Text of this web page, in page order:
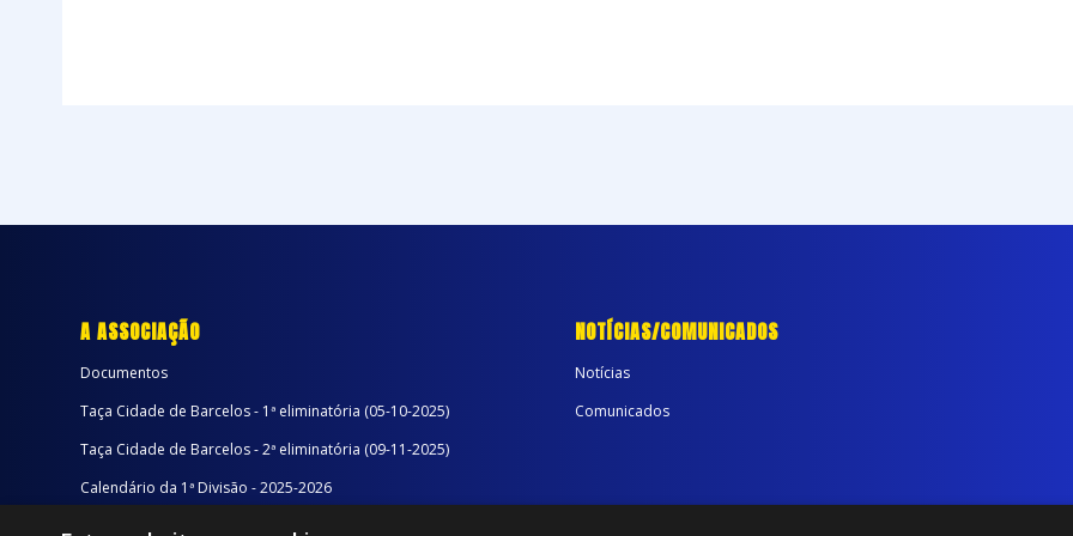
A ASSOCIAÇÃO
Documentos
Taça Cidade de Barcelos - 1ª eliminatória (05-10-2025)
Taça Cidade de Barcelos - 2ª eliminatória (09-11-2025)
Calendário da 1ª Divisão - 2025-2026
NOTÍCIAS/COMUNICADOS
Notícias
Comunicados